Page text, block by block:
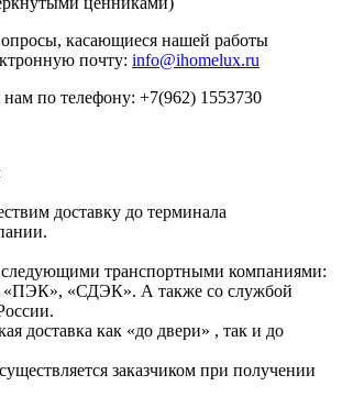
касающиеся нашей работы
почту: info@ihomelux.ru
по телефону: +7(962) 1553730
доставку до терминала
транспортными компаниями:
«ПЭК», «СДЭК». А также со службой
доставка как «до двери» , так и до
заказчиком при получении